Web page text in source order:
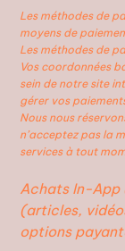
Les méthodes de
moyens de
Les méthodes de
Vos coordonnées
sein de notre site
gérer vos
Nous nous
n’acceptez pas la
services à tout
Achats In-App
(articles,
options